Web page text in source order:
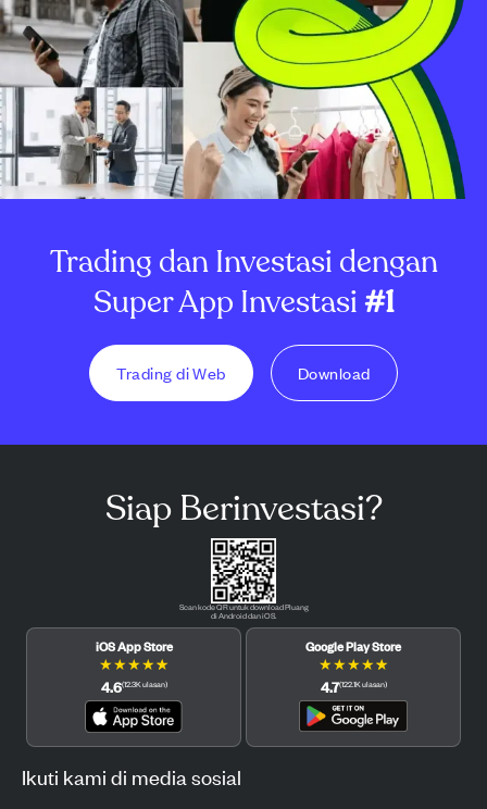
Trading dan Investasi dengan
Super App Investasi#1
Trading di Web Download
Siap Berinvestasi?
Scan kode QR untuk download Pluang
di Android dan iOS.
iOS App Store
★★★★★
4.6(12.3Kulasan)
Google Play Store
★★★★★
4.7(122.1Kulasan)
Ikuti kami di media sosial